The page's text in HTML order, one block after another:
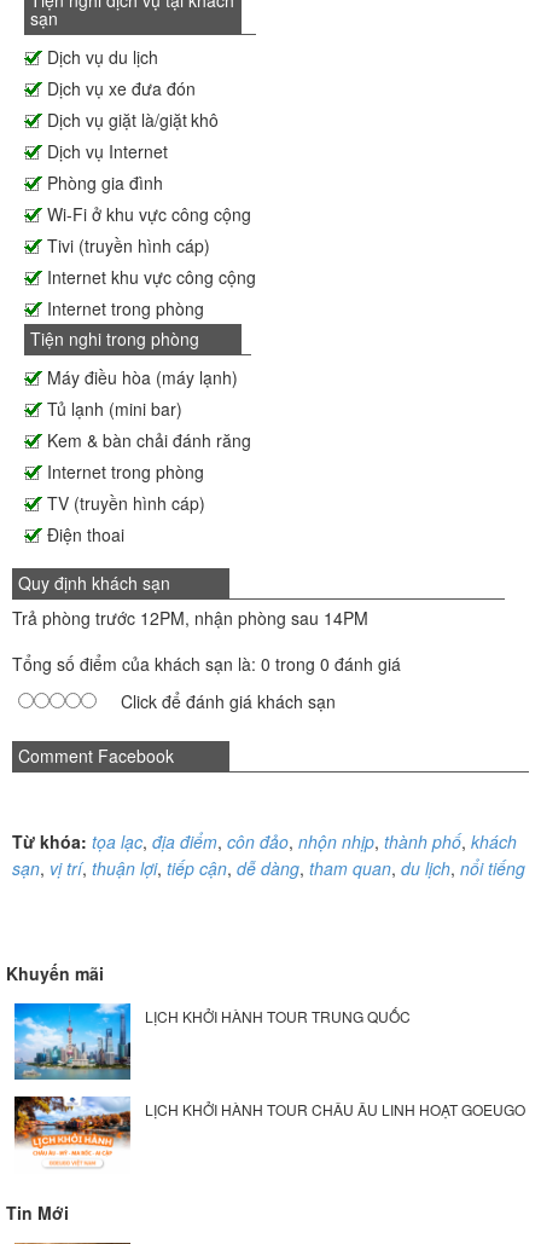
sạn
Dịch vụ du lịch
Dịch vụ xe đưa đón
Dịch vụ giặt là/giặt khô
Dịch vụ Internet
Phòng gia đình
Wi-Fi ở khu vực công cộng
Tivi (truyền hình cáp)
Internet khu vực công cộng
Internet trong phòng
Tiện nghi trong phòng
Máy điều hòa (máy lạnh)
Tủ lạnh (mini bar)
Kem & bàn chải đánh răng
Internet trong phòng
TV (truyền hình cáp)
Điện thoai
Quy định khách sạn
Trả phòng trước 12PM, nhận phòng sau 14PM
Tổng số điểm của khách sạn là: 0 trong 0 đánh giá
Click để đánh giá khách sạn
Comment Facebook
Từ khóa: tọa lạc, địa điểm, côn đảo, nhộn nhịp, thành phố, khách
sạn, vị trí, thuận lợi, tiếp cận, dễ dàng, tham quan, du lịch, nổi tiếng
Khuyến mãi
LỊCH KHỞI HÀNH TOUR TRUNG QUỐC
LỊCH KHỞI HÀNH TOUR CHÂU ÂU LINH HOẠT GOEUGO
Tin Mới